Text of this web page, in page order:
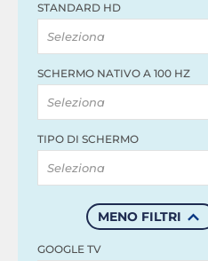
STANDARD HD
Seleziona
SCHERMO NATIVO A 100 HZ
Seleziona
TIPO DI SCHERMO
Seleziona
MENO FILTRI
GOOGLE TV